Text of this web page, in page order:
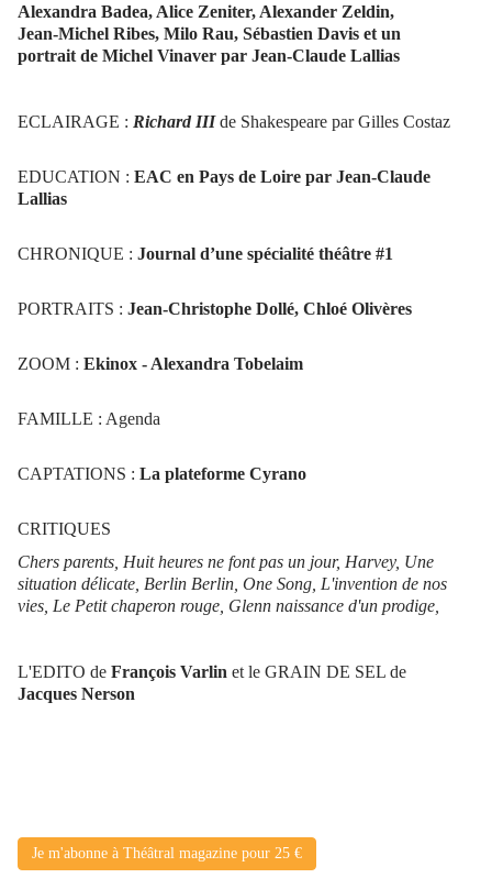
Alexandra Badea, Alice Zeniter, Alexander Zeldin,
Jean-Michel Ribes, Milo Rau, Sébastien Davis et un
portrait de Michel Vinaver par Jean-Claude Lallias
ECLAIRAGE : Richard IIIde Shakespeare par Gilles Costaz
EDUCATION : EAC en Pays de Loire par Jean-Claude
Lallias
CHRONIQUE : Journal d’une spécialité théâtre #1
PORTRAITS : Jean-Christophe Dollé, Chloé Olivères
ZOOM : Ekinox - Alexandra Tobelaim
FAMILLE : Agenda
CAPTATIONS : La plateforme Cyrano
CRITIQUES
Chers parents, Huit heures ne font pas un jour, Harvey, Une
situation délicate, Berlin Berlin, One Song, L'invention de nos
vies, Le Petit chaperon rouge, Glenn naissance d'un prodige,
L'EDITO de François Varlin et le GRAIN DE SEL de
Jacques Nerson
Je m'abonne à Théâtral magazine pour 25 €